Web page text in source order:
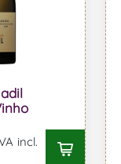
incl.